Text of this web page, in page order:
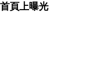
首頁上曝光